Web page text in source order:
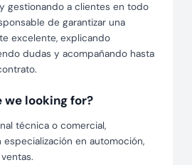
gestionando a clientes en todo
de garantizar una
excelente, explicando
dudas y acompañando hasta
looking for?
técnica o comercial,
en automoción,